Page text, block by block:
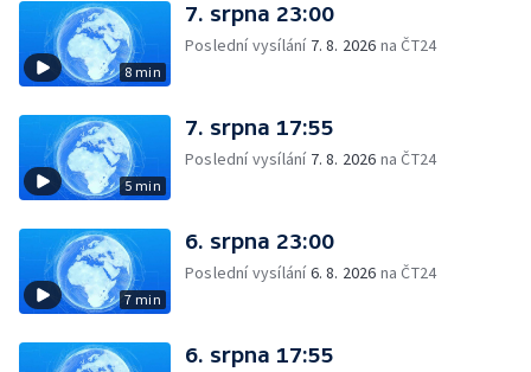
8 min
7. srpna 23:00
Poslední vysílání 7. 8. 2026 na ČT24
5 min
7. srpna 17:55
Poslední vysílání 7. 8. 2026 na ČT24
7 min
6. srpna 23:00
Poslední vysílání6. 8. 2026 na ČT24
6. srpna 17:55